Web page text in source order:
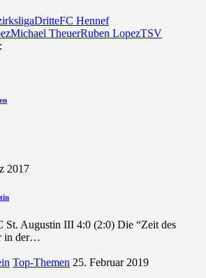
DritteFC Hennef
Michael TheuerRuben LopezTSV
2017
Augustin III 4:0 (2:0) Die “Zeit des
in der…
Top-Themen 25. Februar 2019